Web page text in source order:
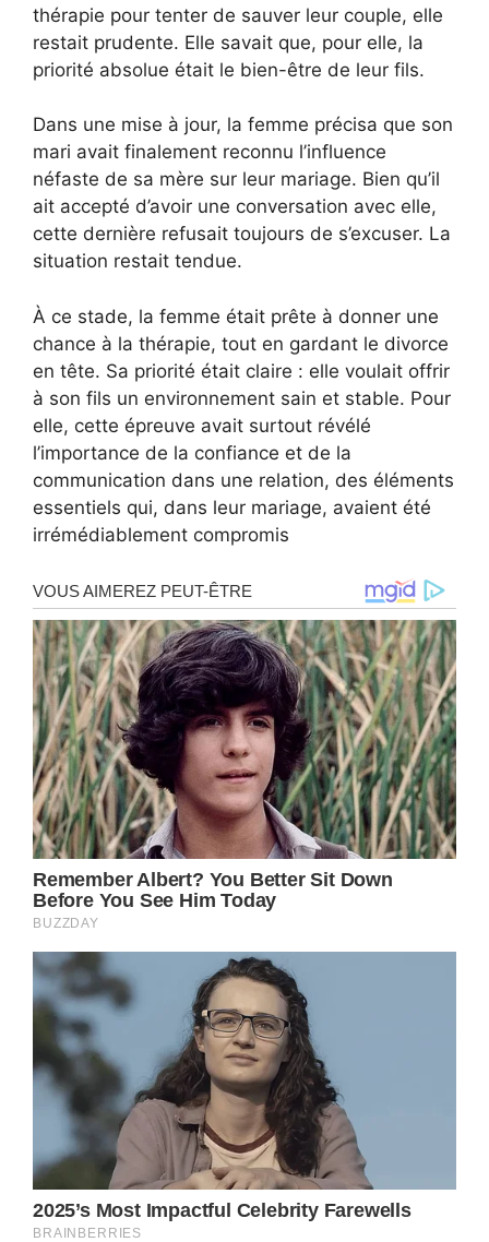
thérapie pour tenter de sauver leur couple, elle
restait prudente. Elle savait que, pour elle, la
priorité absolue était le bien-être de leur fils.
Dans une mise à jour, la femme précisa que son
mari avait finalement reconnu l’influence
néfaste de sa mère sur leur mariage. Bien qu’il
ait accepté d’avoir une conversation avec elle,
cette dernière refusait toujours de s’excuser. La
situation restait tendue.
À ce stade, la femme était prête à donner une
chance à la thérapie, tout en gardant le divorce
en tête. Sa priorité était claire : elle voulait offrir
à son fils un environnement sain et stable. Pour
elle, cette épreuve avait surtout révélé
l’importance de la confiance et de la
communication dans une relation, des éléments
essentiels qui, dans leur mariage, avaient été
irrémédiablement compromis